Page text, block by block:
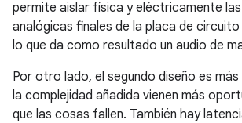
permite aislar física y eléctricamente
analógicas finales de la placa de
lo que da como resultado un audio de
Por otro lado, el segundo diseño es
la complejidad añadida vienen más
que las cosas fallen. También hay